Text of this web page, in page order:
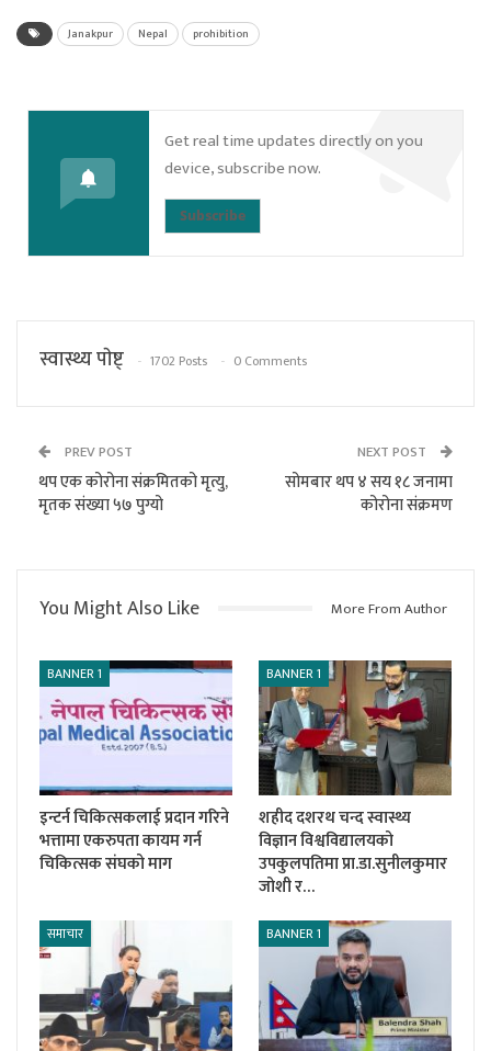
Janakpur Nepal prohibition
Get real time updates directly on you
device, subscribe now.
Subscribe
स्वास्थ्य पाेष्ट् 1702 Posts 0 Comments
PREV POST
थप एक कोरोना संक्रमितको मृत्यु,
मृतक संख्या ५७ पुग्यो
NEXT POST
सोमबार थप ४ सय १८ जनामा
कोरोना संक्रमण
You Might Also Like More From Author
BANNER 1
इन्टर्न चिकित्सकलाई प्रदान गरिने
भत्तामा एकरुपता कायम गर्न
चिकित्सक संघको माग
BANNER 1
शहीद दशरथ चन्द स्वास्थ्य
विज्ञान विश्वविद्यालयको
उपकुलपतिमा प्रा.डा.सुनीलकुमार
जोशी र…
समाचार BANNER 1